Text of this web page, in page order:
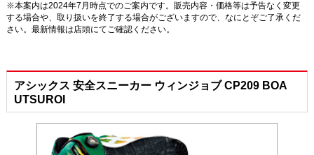
※本案内は2024年7月時点でのご案内です。販売内容・価格等は予告なく変更
する場合や、取り扱いを終了する場合がございますので、なにとぞご了承くだ
さい。最新情報は店頭にてご確認ください。
アシックス 安全スニーカー ウィンジョブ CP209 BOA
UTSUROI